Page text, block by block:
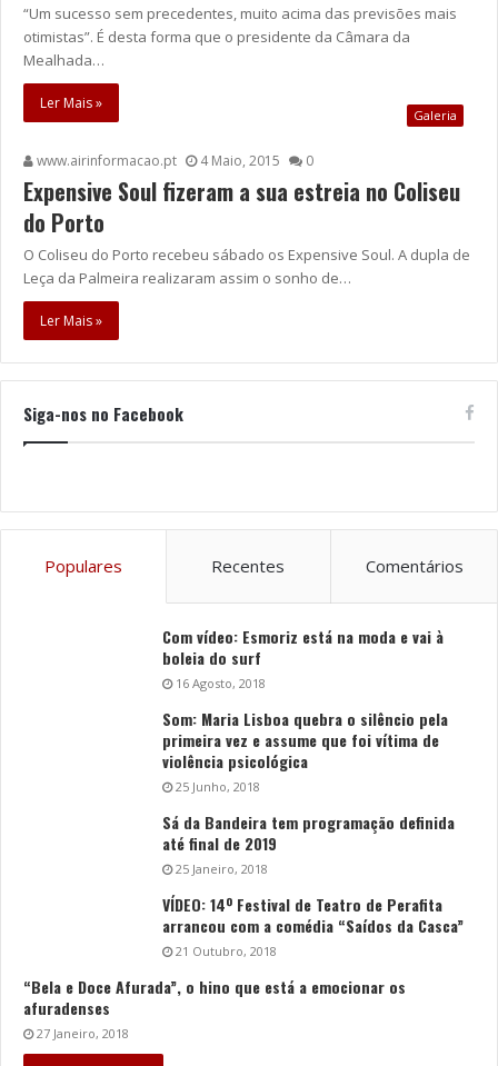
“Um sucesso sem precedentes, muito acima das previsões mais
otimistas”. É desta forma que o presidente da Câmara da
Mealhada…
Ler Mais »
Galeria
www.airinformacao.pt 4 Maio, 2015 0
Expensive Soul fizeram a sua estreia no Coliseu
do Porto
O Coliseu do Porto recebeu sábado os Expensive Soul. A dupla de
Leça da Palmeira realizaram assim o sonho de…
Ler Mais »
Siga-nos no Facebook
Populares Recentes Comentários
Com vídeo: Esmoriz está na moda e vai à
boleia do surf
16 Agosto, 2018
Som: Maria Lisboa quebra o silêncio pela
primeira vez e assume que foi vítima de
violência psicológica
25 Junho, 2018
Sá da Bandeira tem programação definida
até final de 2019
25 Janeiro, 2018
VÍDEO: 14º Festival de Teatro de Perafita
arrancou com a comédia “Saídos da Casca”
21 Outubro, 2018
“Bela e Doce Afurada”, o hino que está a emocionar os
afuradenses
27 Janeiro, 2018